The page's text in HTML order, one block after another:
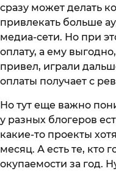
сразу может делать
привлекать больше
медиа-сети. Но при
оплату, а ему
привел, играли
оплаты получает с
Но тут еще важно
у разных блогеров
какие-то проекты
месяц. А есть те, кто
окупаемости за год.